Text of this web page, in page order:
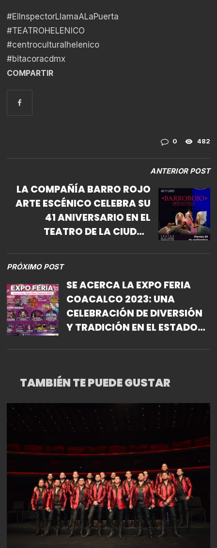
#ElInspectorLlamaALaPuerta
#TEATROHELENICO
#centroculturalhelenico
#bitacoracdmx
COMPARTIR
0 482
ANTERIOR POST
LA COMPAÑÍA BARRO ROJO
ARTE ESCÉNICO CELEBRA SU
41 ANIVERSARIO EN EL
TEATRO DE LA CIUDAD
PRÓXIMO POST
SE ACERCA LA EXPO FERIA
COACALCO 2023: UNA
CELEBRACIÓN DE DIVERSIÓN
Y TRADICIÓN EN EL ESTADO
TAMBIÉN TE PUEDE GUSTAR